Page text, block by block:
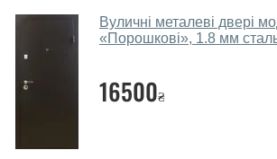
Так, робимо. Наші фахівці можуть
консультацію на виїзді. Кожен
собою каталоги кольорів та
консультації Ви можете оформити
Вуличні металеві двері
«Порошкові», 1.8 мм
16500₴